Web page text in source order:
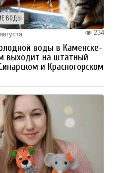
ВОДЫ
234
воды в Каменске-
выходит на штатный
и Красногорском